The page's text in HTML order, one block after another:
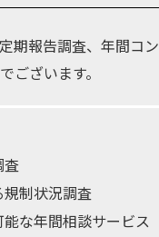
期報告調査、年間コ
ございます。
制状況調査
な年間相談サービス